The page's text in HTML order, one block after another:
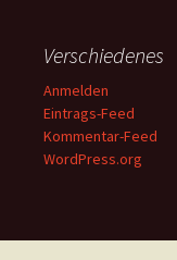
Verschiedenes
Anmelden
Eintrags-Feed
Kommentar-Feed
WordPress.org